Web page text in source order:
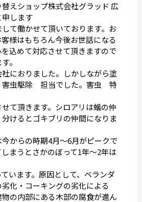
えショップ株式会社グラッド 広
します
て働かせて頂いております。お
様はもちろん今後お世話になる
込めて対応させて頂きますので
。
におりました。しかしながら塗
害虫駆除 担当でした。害虫 特
て頂きます。シロアリは蟻の仲
けるとゴキブリの仲間になりま
からの時期4月〜6月がピークで
まうとさかのぼって1年〜2年は
います。原因として、ベランダ
化・コーキングの劣化による
の内部にある木部の腐食が進ん